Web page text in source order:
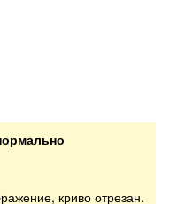
криво отрезан.